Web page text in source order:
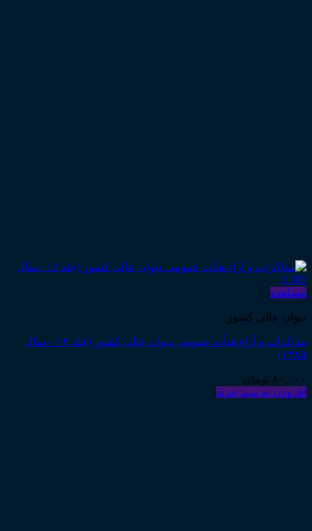
مشاهده
دیوان عالی کشور
مذاکرات و آراء هیأت عمومی دیوان عالی کشور (جلد ۱۲ – سال
۱۳۸۵)
۸۰,۰۰۰ تومان
افزودن به سبد خرید